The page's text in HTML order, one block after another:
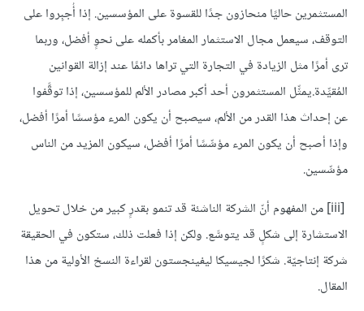
المستثمرين حاليًا منحازون جدًا للقسوة على المؤسسين. إذا أُجبِروا على
التوقف، سيعمل مجال الاستثمار المغامر بأكمله على نحوٍ أفضل، وربما
ترى أمرًا مثل الزيادة في التجارة التي تراها دائمًا عند إزالة القوانين
المُقيِّدة.يمثِّل المستثمرون أحد أكبر مصادر الألم للمؤسسين، إذا توقَّفوا
عن إحداث هذا القدر من الألم، سيصبح أن يكون المرء مؤسسًا أمرًا أفضل،
وإذا أصبح أن يكون المرء مؤسِّسًا أمرًا أفضل، سيكون المزيد من الناس
مؤسِّسين.
[iii]
من المفهوم أنّ الشركة الناشئة قد تنمو بقدرٍ كبير من خلال تحويل
الاستشارة إلى شكلٍ قد يتوسَّع. ولكن إذا فعلت ذلك، ستكون في الحقيقة
شركة إنتاجيّة. شكرًا لجيسيكا ليفينجستون لقراءة النسخ الأولية من هذا
المقال.